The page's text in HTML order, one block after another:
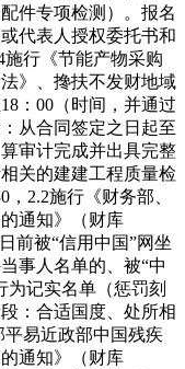
件专项检测）。报名
代表人授权委托书和
行《节能产物采购
》、搀扶不发财地域
：00（时间，并通过
从合同签定之日起至
审计完成并出具完整
关的建建工程质量检
2.2施行《财务部、
通知》（财库
前被“信用中国”网坐
事人名单的、被“中
为记实名单（惩罚刻
：合适国度、处所相
平易近政部中国残疾
通知》（财库